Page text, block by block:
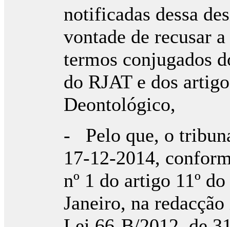
notificadas dessa
vontade de recusar
termos conjugados
do RJAT e dos
Deontológico,
- Pelo que, o
17-12-2014,
nº 1 do artigo 11º
Janeiro, na